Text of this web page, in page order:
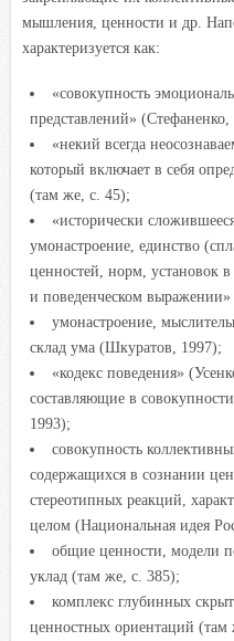
мышления, ценности и др.
характеризуется как:
«совокупность
представлений»
«некий всегда
который включает в себя
(там же, с. 45);
«исторически
умонастроение, единство
ценностей, норм, установок
и поведенческом
умонастроение,
склад ума (Шкуратов, 1997);
«кодекс поведения»
составляющие в
1993);
совокупность
содержащихся в сознании
стереотипных реакций,
целом (Национальная идея
общие ценности, модели
уклад (там же, с. 385);
комплекс глубинных
ценностных ориентаций (там